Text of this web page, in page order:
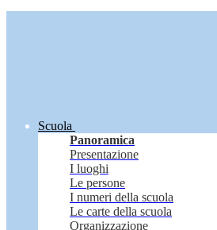
Scuola
Panoramica
Presentazione
I luoghi
Le persone
I numeri della scuola
Le carte della scuola
Organizzazione